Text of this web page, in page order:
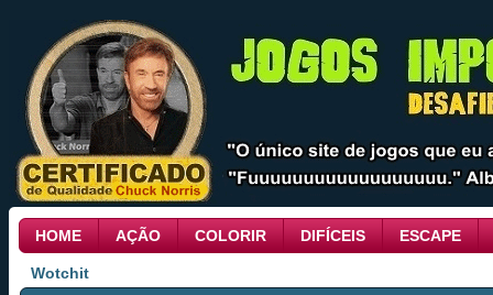
HOME AÇÃO COLORIR DIFÍCEIS ESCAPE
Wotchit